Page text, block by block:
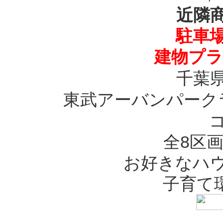
近隣
駐車
建物プ
千葉
東武アーバンパー
全8区
お好きなハ
子育て